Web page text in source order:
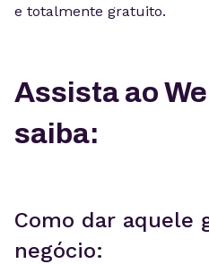
e totalmente gratuito.
Assista ao
saiba:
Como dar aquele
negócio: